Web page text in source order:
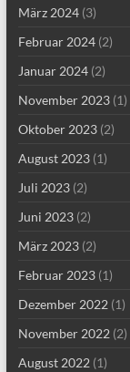
März 2024(3)
Februar 2024(2)
Januar 2024(2)
November 2023(1)
Oktober 2023(2)
August 2023(1)
Juli 2023(2)
Juni 2023(2)
März 2023(2)
Februar 2023(1)
Dezember 2022(1)
November 2022(2)
August 2022(1)